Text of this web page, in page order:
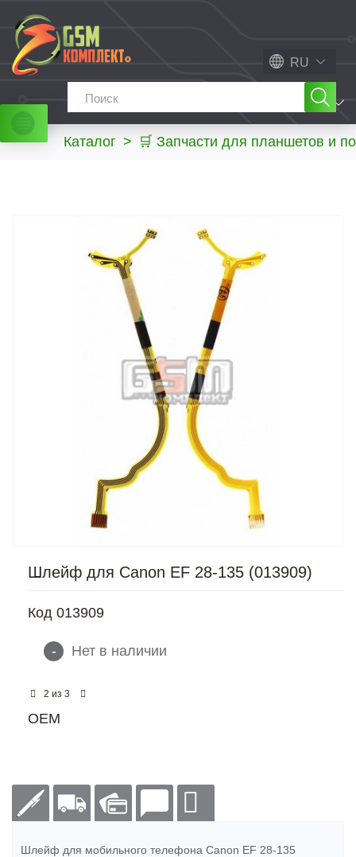
RU
МЕНЮ
Каталог > 🛒 Запчасти для планшетов и
Шлейф для Canon EF 28-135 (013909)
Код 013909
- Нет в наличии
2 из 3
OEM
Шлейф для мобильного телефона Canon EF 28-135